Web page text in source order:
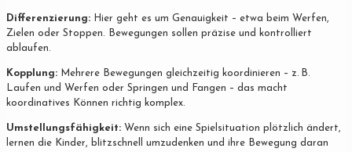
Differenzierung: Hier geht es um Genauigkeit – etwa beim Werfen,
Zielen oder Stoppen. Bewegungen sollen präzise und kontrolliert
ablaufen.
Kopplung: Mehrere Bewegungen gleichzeitig koordinieren – z. B.
Laufen und Werfen oder Springen und Fangen – das macht
koordinatives Können richtig komplex.
Umstellungsfähigkeit: Wenn sich eine Spielsituation plötzlich ändert,
lernen die Kinder, blitzschnell umzudenken und ihre Bewegung daran